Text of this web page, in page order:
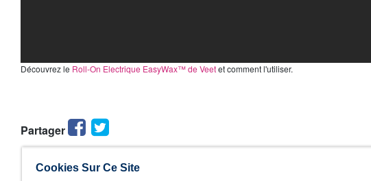
Découvrez le Roll-On Electrique EasyWax™ de Veetet comment l'utiliser.
Partager Facebook
Twitter
Cookies Sur Ce Site